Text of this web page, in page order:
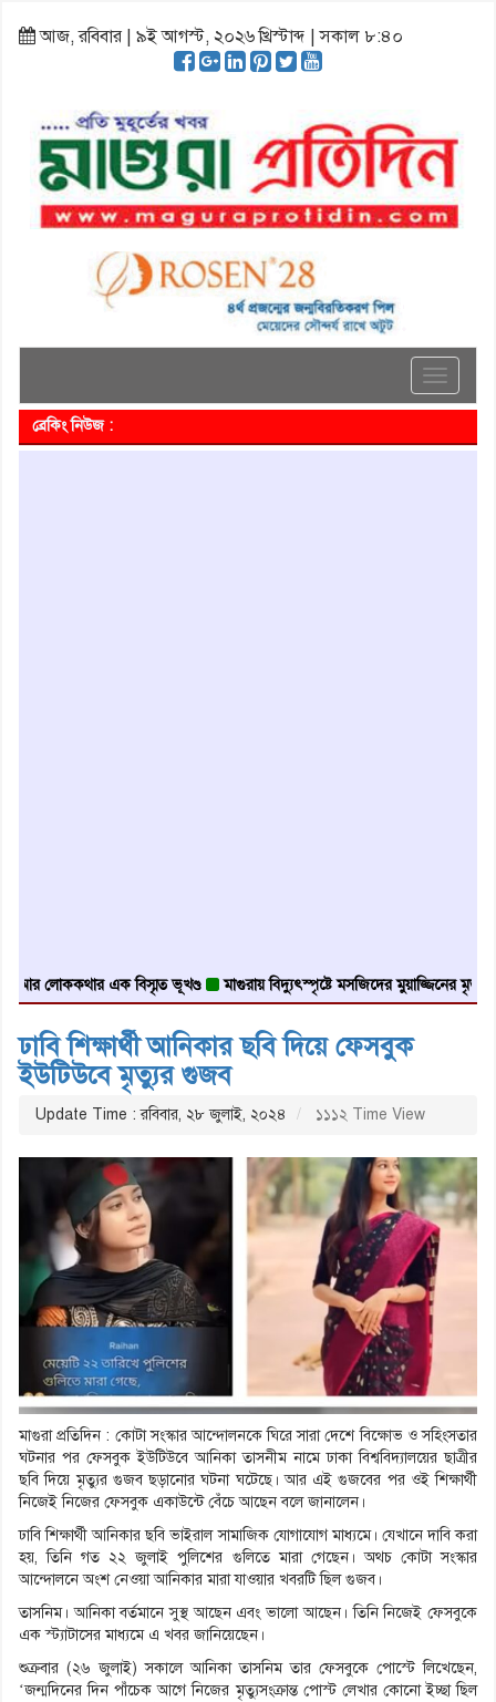
আজ, রবিবার | ৯ই আগস্ট, ২০২৬ খ্রিস্টাব্দ | সকাল ৮:৪০
Toggle
ব্রেকিং নিউজ :
এক বিস্মৃত ভূখণ্ড মাগুরায় বিদ্যুৎস্পৃষ্টে মসজিদের মুয়াজ্জিনের মৃত্যু আবৃত্তি
ঢাবি শিক্ষার্থী আনিকার ছবি দিয়ে ফেসবুক
ইউটিউবে মৃত্যুর গুজব
Update Time : রবিবার, ২৮ জুলাই, ২০২৪ ১১১২ Time View
মাগুরা প্রতিদিন : কোটা সংস্কার আন্দোলনকে ঘিরে সারা দেশে বিক্ষোভ ও সহিংসতার
ঘটনার পর ফেসবুক ইউটিউবে আনিকা তাসনীম নামে ঢাকা বিশ্ববিদ্যালয়ের ছাত্রীর
ছবি দিয়ে মৃত্যুর গুজব ছড়ানোর ঘটনা ঘটেছে। আর এই গুজবের পর ওই শিক্ষার্থী
নিজেই নিজের ফেসবুক একাউন্টে বেঁচে আছেন বলে জানালেন।
ঢাবি শিক্ষার্থী আনিকার ছবি ভাইরাল সামাজিক যোগাযোগ মাধ্যমে। যেখানে দাবি করা
হয়, তিনি গত ২২ জুলাই পুলিশের গুলিতে মারা গেছেন। অথচ কোটা সংস্কার
আন্দোলনে অংশ নেওয়া আনিকার মারা যাওয়ার খবরটি ছিল গুজব।
তাসনিম। আনিকা বর্তমানে সুস্থ আছেন এবং ভালো আছেন। তিনি নিজেই ফেসবুকে
এক স্ট্যাটাসের মাধ্যমে এ খবর জানিয়েছেন।
শুক্রবার (২৬ জুলাই) সকালে আনিকা তাসনিম তার ফেসবুকে পোস্টে লিখেছেন,
‘জন্মদিনের দিন পাঁচেক আগে নিজের মৃত্যুসংক্রান্ত পোস্ট লেখার কোনো ইচ্ছা ছিল